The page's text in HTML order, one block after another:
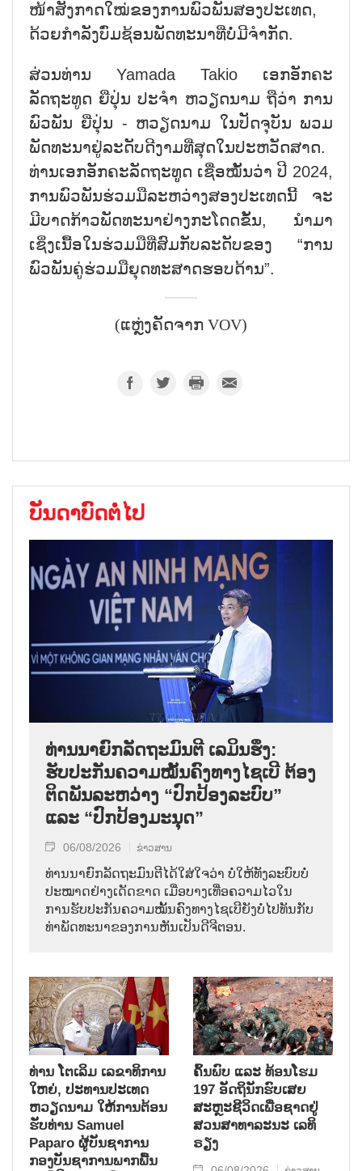
ໜ້າສັງກາດໃໝ່ຂອງການພົວພັນສອງປະເທດ,
ດ້ວຍກຳລັງບົ່ມຊ້ອນພັດທະນາທີ່ບໍ່ມີຈຳກັດ.
ສ່ວນທ່ານ Yamada Takio ເອກອັກຄະ
ລັດຖະທູດ ຍີ່ປຸ່ນ ປະຈຳ ຫວຽດນາມ ຖືວ່າ ການ
ພົວພັນ ຍີ່ປຸ່ນ - ຫວຽດນາມ ໃນປັດຈຸບັນ ພວມ
ພັດທະນາຢູ່ລະດັບດີງາມທີ່ສຸດໃນປະຫວັດສາດ.
ທ່ານເອກອັກຄະລັດຖະທູູດ ເຊື່ອໝັ້ນວ່າ ປີ 2024,
ການພົວພັນຮ່ວມມືລະຫວ່າງສອງປະເທດນີ້ ຈະ
ມີບາດກ້າວພັດທະນາຢ່າງກະໂດດຂັ້ນ, ນຳມາ
ເຊິ່ງເນື້ອໃນຮ່ວມມືທີ່ສົມກັບລະດັບຂອງ “ການ
ພົວພັນຄູ່ຮ່ວມມືຍຸດທະສາດຮອບດ້ານ”.
(ແຫຼ່ງຄັດຈາກ VOV)
ບັນດາບົດຕໍ່ໄປ
ທ່ານນາຍົກລັດຖະມົນຕີ ເລມິນຮຶງ:
ຮັບປະກັນຄວາມໝັ້ນຄົງທາງໄຊເບີ ຕ້ອງ
ຕິດພັນລະຫວ່າງ “ປົກປ້ອງລະບົບ”
ແລະ “ປົກປ້ອງມະນຸດ”
06/08/2026 ຂ່າວສານ
ທ່ານນາຍົກລັດຖະມົນຕີໄດ້ໃສ່ໃຈວ່າ ບໍ່ໃຫ້ທັງລະບົບບໍ່
ປະໝາດຢ່າງເດັດຂາດ ເມື່ອບາງເທື່ອຄວາມໄວໃນ
ການຮັບປະກັນຄວາມໝັ້ນຄົງທາງໄຊເບີຍັງບໍ່ໄປທັນກັບ
ທ່າພັດທະນາຂອງການຫັນເປັນດີຈີຕອນ.
ທ່ານ ໂຕ​ເລິມ ເລ​ຂາ​ທິ​ການ​
ໃຫຍ່, ປະ​ທານ​ປະ​ເທດ ​
ຫວຽດ​ນາມ ໃຫ້​ການ​ຕ້ອນ​
ຮັບ​ທ່ານ Samuel
Paparo ຜູ້​ບັນ​ຊາ​ການ
ກອງ​ບັນ​ຊາ​ການພາກ​ພື້ນ​
ຄົ້ນ​ພົບ ແລະ ທ້ອນ​ໂຮມ
197 ອັດ​ຖິ​ນັກ​ຮົບ​ເສຍ​
ສະຫຼະ​ຊີ​ວິດ​ເພື່ອ​ຊາດ​ຢູ່​
ສວນ​ສາ​ທາ​ລະ​ນະ ເລ​ທິ​
ຣຽງ